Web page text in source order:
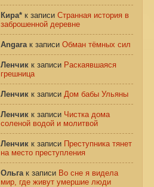
Кира* к записи Странная история в
заброшенной деревне
Angaraк записи Обман тёмных сил
Ленчик к записи Раскаявшаяся
грешница
Ленчик к записи Дом бабы Ульяны
Ленчик к записи Чистка дома
соленой водой и молитвой
Ленчик к записи Преступника тянет
на место преступления
Ольгак записи Во сне я видела
мир, где живут умершие люди